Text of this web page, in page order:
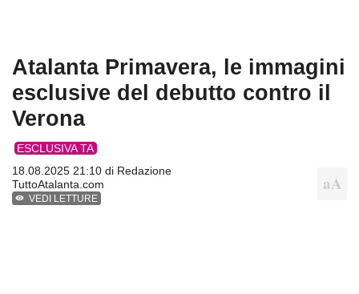
Atalanta Primavera, le immagini
esclusive del debutto contro il
Verona
ESCLUSIVA TA
18.08.2025 21:10 di Redazione
TuttoAtalanta.com
VEDI LETTURE